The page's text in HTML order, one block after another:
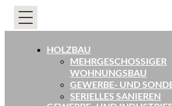
HOLZBAU
MEHRGESCHOSSIGER
WOHNUNGSBAU
GEWERBE- UND
SERIELLES SANIEREN